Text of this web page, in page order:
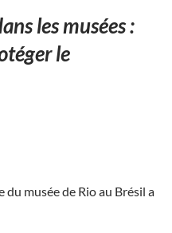
les musées :
le
du musée de Rio au Brésil a